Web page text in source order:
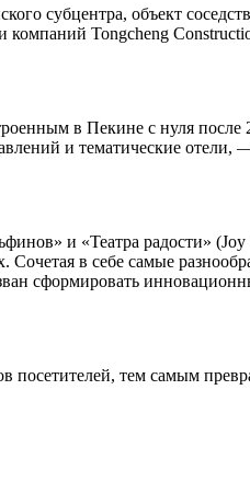
субцентра, объект
Tongcheng
в Пекине с нуля после
и тематические
и «Театра радости»
в себе самые
сформировать
тем самым